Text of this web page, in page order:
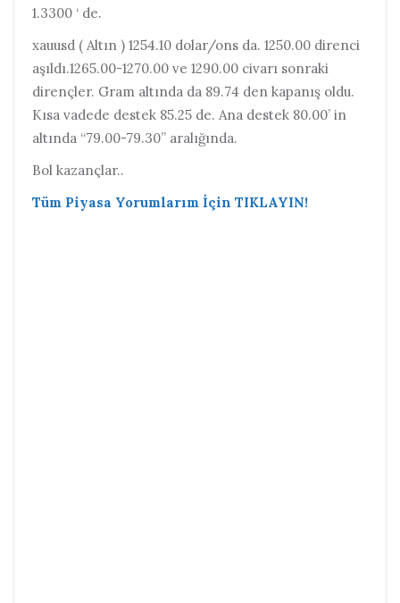
1.3300 ‘ de.
xauusd ( Altın ) 1254.10 dolar/ons da. 1250.00 direnci
aşıldı.1265.00-1270.00 ve 1290.00 civarı sonraki
dirençler. Gram altında da 89.74 den kapanış oldu.
Kısa vadede destek 85.25 de. Ana destek 80.00’ in
altında “79.00-79.30” aralığında.
Bol kazançlar..
Tüm Piyasa Yorumlarım İçin TIKLAYIN!